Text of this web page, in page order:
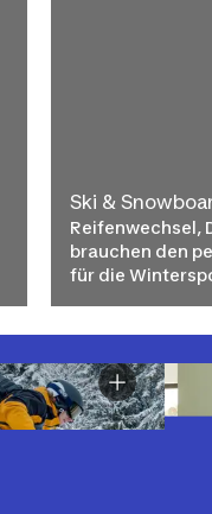
Ski &
Reifenwechsel,
brauchen den
für die